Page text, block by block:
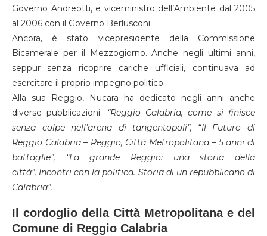
Governo Andreotti, e viceministro dell’Ambiente dal 2005
al 2006 con il Governo Berlusconi.
Ancora, è stato vicepresidente della Commissione
Bicamerale per il Mezzogiorno. Anche negli ultimi anni,
seppur senza ricoprire cariche ufficiali, continuava ad
esercitare il proprio impegno politico.
Alla sua Reggio, Nucara ha dedicato negli anni anche
diverse pubblicazioni: “Reggio Calabria, come si finisce
senza colpe nell’arena di tangentopoli”, “Il Futuro di
Reggio Calabria – Reggio, Città Metropolitana – 5 anni di
battaglie”, “La grande Reggio: una storia della
città”, Incontri con la politica. Storia di un repubblicano di
Calabria”.
Il cordoglio della Città Metropolitana e del
Comune di Reggio Calabria